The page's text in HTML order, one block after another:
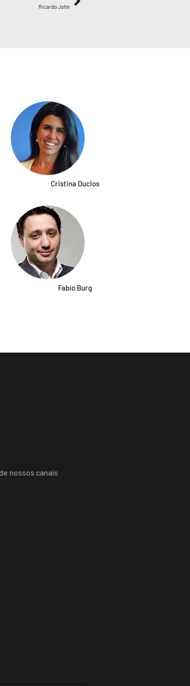
Ricardo John
Cristina Duclos
Fabio Burg
nossos canais